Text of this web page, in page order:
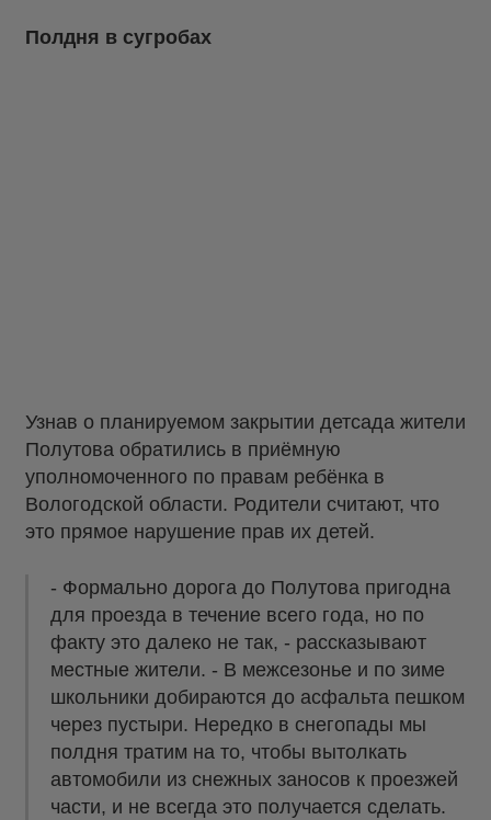
Полдня в сугробах
Узнав о планируемом закрытии детсада жители
Полутова обратились в приёмную
уполномоченного по правам ребёнка в
Вологодской области. Родители считают, что
это прямое нарушение прав их детей.
- Формально дорога до Полутова пригодна
для проезда в течение всего года, но по
факту это далеко не так, - рассказывают
местные жители. - В межсезонье и по зиме
школьники добираются до асфальта пешком
через пустыри. Нередко в снегопады мы
полдня тратим на то, чтобы вытолкать
автомобили из снежных заносов к проезжей
части, и не всегда это получается сделать.